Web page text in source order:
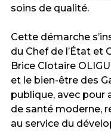
soins de qualité.
‎Cette démarche
du Chef de l’État et
Brice Clotaire
et le bien-être des
publique, avec
de santé moderne,
au service du